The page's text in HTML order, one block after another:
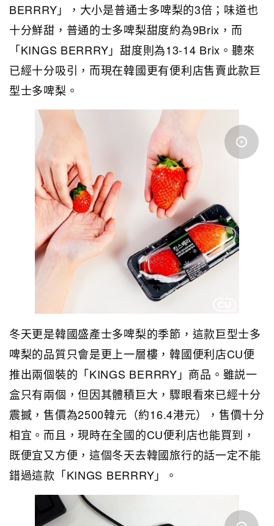
BERRRY」，大小是普通士多啤梨的3倍；味道也
十分鮮甜，普通的士多啤梨甜度約為9Brix，而
「KINGS BERRRY」甜度則為13-14 Brix。聽來
已經十分吸引，而現在韓國更有便利店售賣此款巨
型士多啤梨。
冬天更是韓國盛產士多啤梨的季節，這款巨型士多
啤梨的品質只會是更上一層樓，韓國便利店CU便
推出兩個裝的「KINGS BERRRY」商品。雖説一
盒只有兩個，但因其體積巨大，驟眼看來已經十分
震撼，售價為2500韓元（約16.4港元），售價十分
相宜。而且，現時在全國的CU便利店也能買到，
既便宜又方便，這個冬天去韓國旅行的話一定不能
錯過這款「KINGS BERRRY」。